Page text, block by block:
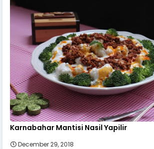
Karnabahar Mantisi Nasil Yapilir
December 29, 2018